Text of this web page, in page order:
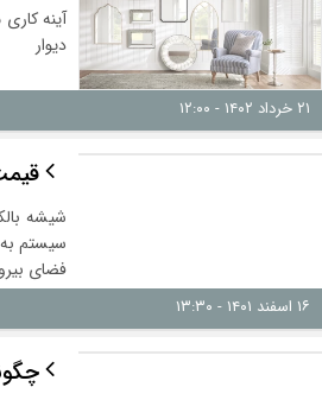
آینه
دیوار
۲۱ خرداد ۱۴۰۲ - ۱۲:۰۰
شیشه
سیستم به
فضای
۱۶ اسفند ۱۴۰۱ - ۱۳:۳۰